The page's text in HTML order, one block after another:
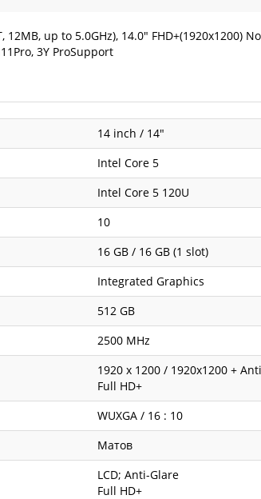
up to 5.0GHz), 14.0" FHD+(1920x1200)
3Y ProSupport
14 inch / 14"
Intel Core 5
Intel Core 5 120U
10
16 GB / 16 GB (1 slot)
Integrated Graphics
512 GB
2500 MHz
1920 x 1200 / 1920x1200 +
Full HD+
WUXGA / 16 : 10
Матов
LCD; Anti-Glare
Full HD+